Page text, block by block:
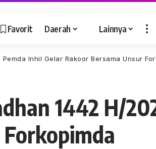
Favorit Daerah Lainnya
Inhil Gelar Rakoor Bersama Unsur
1442 H/